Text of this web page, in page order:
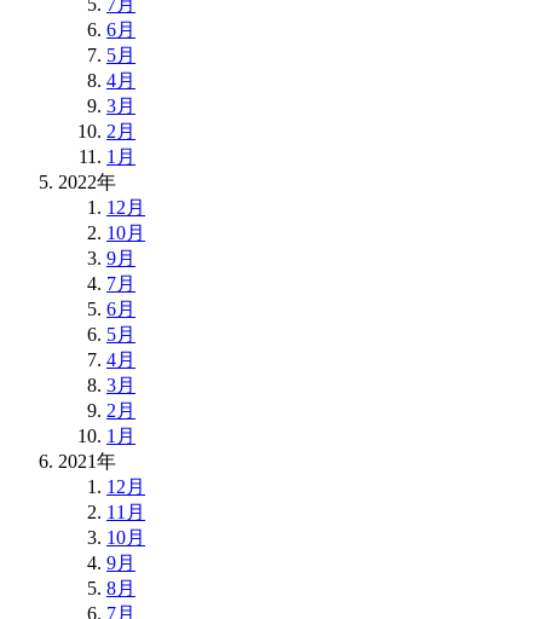
6月
5月
4月
3月
2月
1月
2022年
12月
10月
9月
7月
6月
5月
4月
3月
2月
1月
2021年
12月
11月
10月
9月
8月
7月